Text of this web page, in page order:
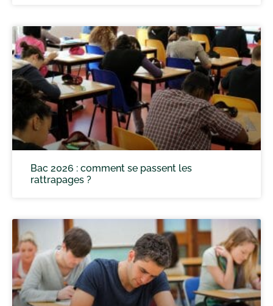
Bac 2026 : comment se passent les
rattrapages ?